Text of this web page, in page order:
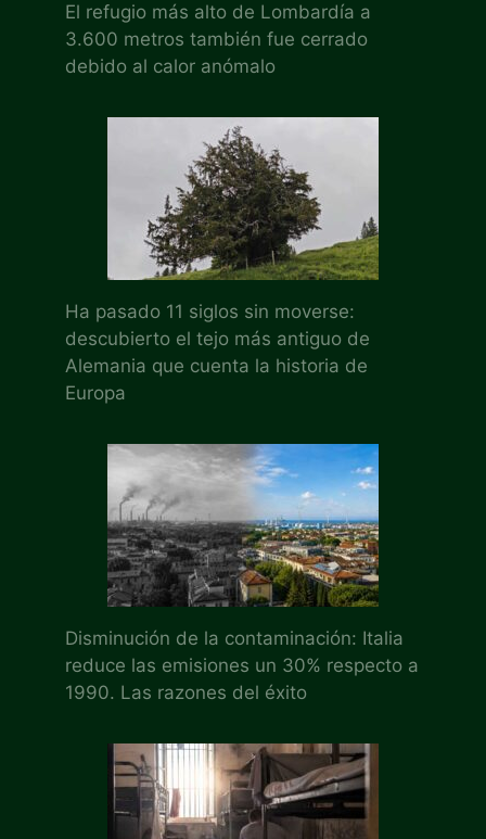
El refugio más alto de Lombardía a
3.600 metros también fue cerrado
debido al calor anómalo
Ha pasado 11 siglos sin moverse:
descubierto el tejo más antiguo de
Alemania que cuenta la historia de
Europa
Disminución de la contaminación: Italia
reduce las emisiones un 30% respecto a
1990. Las razones del éxito